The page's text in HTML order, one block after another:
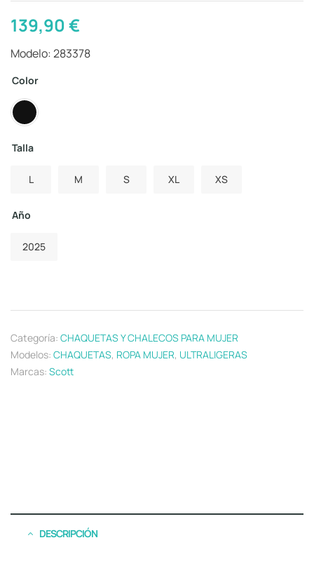
139,90€
Modelo: 283378
Color
Talla
L M S XL XS
Año
2025
Categoría: CHAQUETAS Y CHALECOS PARA MUJER
Modelos: CHAQUETAS, ROPA MUJER, ULTRALIGERAS
Marcas: Scott
DESCRIPCIÓN